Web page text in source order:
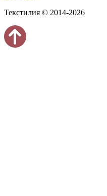
Текстилия © 2014-2026